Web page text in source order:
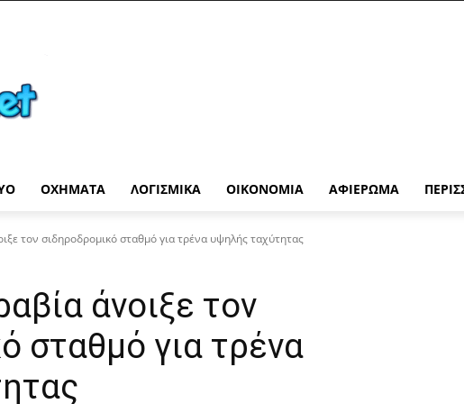
ΟΧΉΜΑΤΑ ΛΟΓΙΣΜΙΚΆ ΟΙΚΟΝΟΜΊΑ ΑΦΙΈΡΩΜΑ
τον σιδηροδρομικό σταθμό για τρένα υψηλής ταχύτητας
άνοιξε τον
σταθμό για τρένα